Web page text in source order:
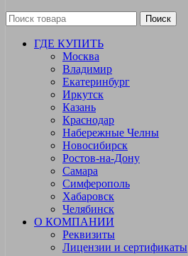
Поиск
ГДЕ КУПИТЬ
Москва
Владимир
Екатеринбург
Иркутск
Казань
Краснодар
Набережные Челны
Новосибирск
Ростов-на-Дону
Самара
Симферополь
Хабаровск
Челябинск
О КОМПАНИИ
Реквизиты
Лицензии и сертификаты